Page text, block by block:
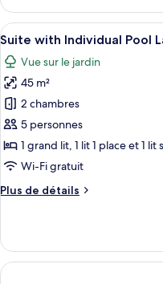
Sea
View
le
type
de
chambre
Superior
Connecting
Room
Sea
View
Afficher
toutes
les
photos
pour
ce
type
de
chambre :
Suite
Pool
Land
13
Suite with Individual Pool
Vue sur le jardin
45 m²
2 chambres
5 personnes
1 grand lit, 1 lit 1 place et 1 lit
Wi-Fi gratuit
Plus de détails
Plus
le
type
de